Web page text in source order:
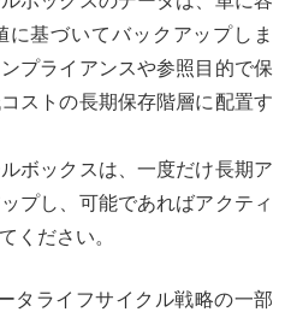
基づいてバックアップしま
プライアンスや参照目的で保
ストの長期保存階層に配置す
ボックスは、一度だけ長期ア
プし、可能であればアクティ
ください。
タライフサイクル戦略の一部